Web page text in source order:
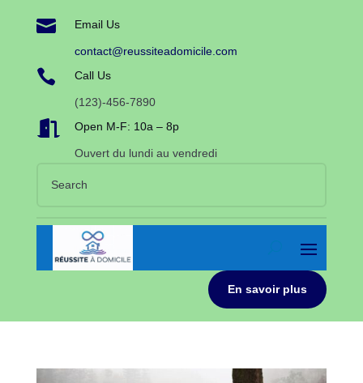
 Email Us
contact@reussiteadomicile.com
 Call Us
(123)-456-7890
 Open M-F: 10a – 8p
Ouvert du lundi au vendredi
En savoir plus